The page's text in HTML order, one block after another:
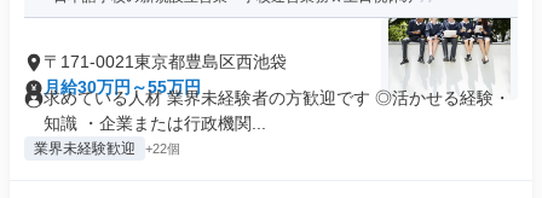
〒171-0021東京都豊島区西池袋
月給30万円～55万円
求めている人材 業界未経験者の方歓迎です ◎活かせる経験・
知識 ・企業または行政機関...
業界未経験歓迎 +22個